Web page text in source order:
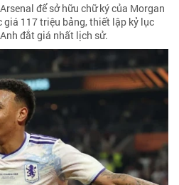
để sở hữu chữ ký của Morgan
giá 117 triệu bảng, thiết lập kỷ lục
đắt giá nhất lịch sử.